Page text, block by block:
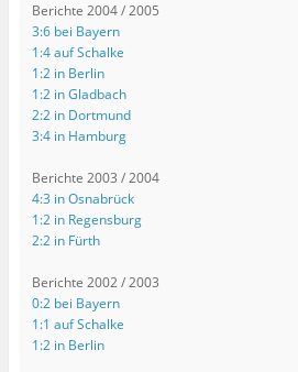
Berichte 2004 / 2005
3:6 bei Bayern
1:4 auf Schalke
1:2 in Berlin
1:2 in Gladbach
2:2 in Dortmund
3:4 in Hamburg
Berichte 2003 / 2004
4:3 in Osnabrück
1:2 in Regensburg
2:2 in Fürth
Berichte 2002 / 2003
0:2 bei Bayern
1:1 auf Schalke
1:2 in Berlin